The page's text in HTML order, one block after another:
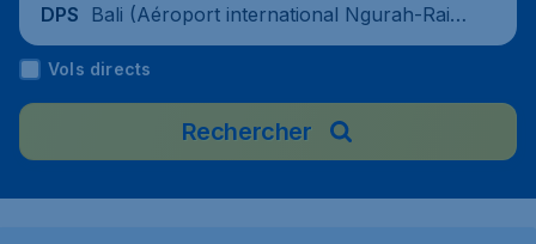
DPS Bali (Aéroport international Ngurah-Rai),
Indonésie
Vols directs
Rechercher